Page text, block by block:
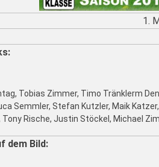
1.
Tobias Zimmer, Timo Tränklerm
Semmler, Stefan Kutzler, Maik
Tony Rische, Justin Stöckel, Michael
dem Bild: